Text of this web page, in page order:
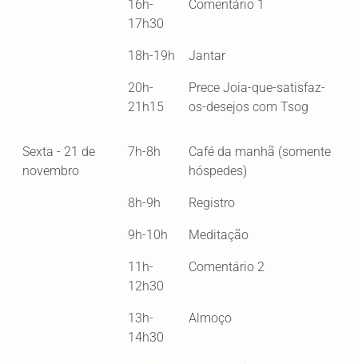
16h-
17h30
Comentário 1
18h-19h Jantar
20h-
21h15
Prece Joia-que-satisfaz-
os-desejos com Tsog
Sexta - 21 de
novembro
7h-8h
Café da manhã (somente
hóspedes)
8h-9h Registro
9h-10h Meditação
11h-
12h30
Comentário 2
13h-
14h30
Almoço